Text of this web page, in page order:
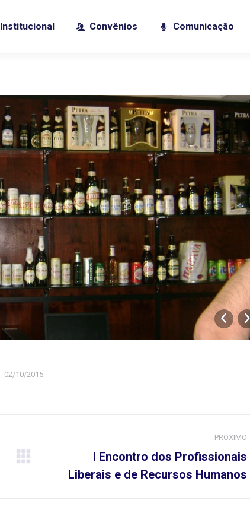
Institucional Convênios Comunicação
02/10/2015
PRÓXIMO
álbum:
I Encontro dos Profissionais
Liberais e de Recursos Humanos